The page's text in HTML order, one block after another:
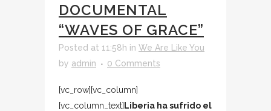
DOCUMENTAL
“WAVES OF GRACE”
Posted at 11:58h in We Are Like You
by admin 0 Comments
[vc_row][vc_column]
[vc_column_text] Liberia ha sufrido el